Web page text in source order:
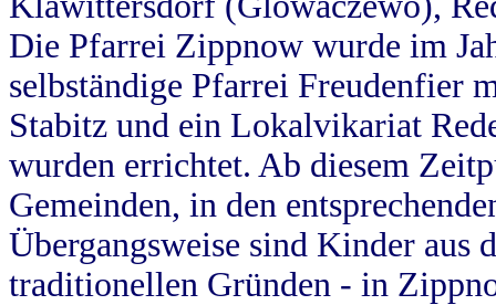
Die Pfarrei Zippnow wurde im
selbständige Pfarrei Freudenfier
Stabitz und ein Lokalvikariat
wurden errichtet. Ab diesem
Gemeinden, in den
Übergangsweise sind Kinder aus
traditionellen Gründen - in